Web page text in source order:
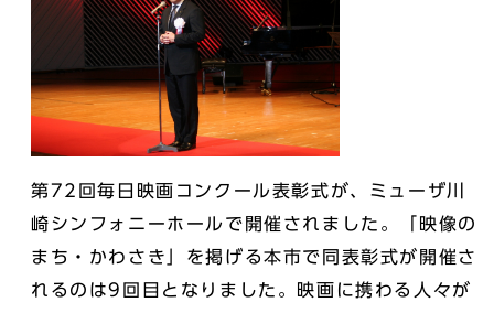
第72回毎日映画コンクール表彰式が、ミューザ川
崎シンフォニーホールで開催されました。「映像の
まち・かわさき」を掲げる本市で同表彰式が開催さ
れるのは9回目となりました。映画に携わる人々が